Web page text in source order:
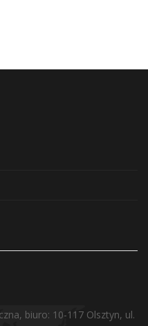
biuro: 10-117 Olsztyn, ul.